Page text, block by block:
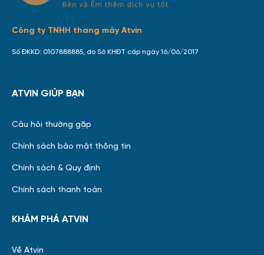
Công ty TNHH thang máy Atvin
Số ĐKKD: 0107888885, do Sở KHĐT cấp ngày 16/06/2017
ATVIN GIÚP BẠN
Câu hỏi thường gặp
Chính sách bảo mật thông tin
Chính sách & Quy định
Chính sách thanh toán
KHÁM PHÁ ATVIN
Về Atvin